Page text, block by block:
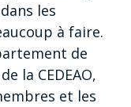
les
à faire.
de
la CEDEAO,
et les